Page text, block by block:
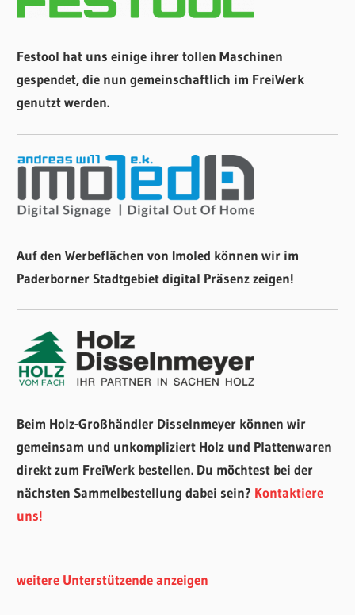
Festool hat uns einige ihrer tollen Maschinen
gespendet, die nun gemeinschaftlich im FreiWerk
genutzt werden.
Auf den Werbeflächen von Imoled können wir im
Paderborner Stadtgebiet digital Präsenz zeigen!
Beim Holz-Großhändler Disselnmeyer können wir
gemeinsam und unkompliziert Holz und Plattenwaren
direkt zum FreiWerk bestellen. Du möchtest bei der
nächsten Sammelbestellung dabei sein? Kontaktiere
uns!
weitere Unterstützende anzeigen